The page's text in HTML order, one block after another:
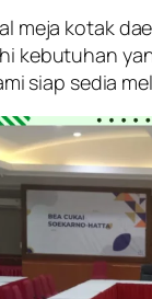
meja kotak
kebutuhan
siap sedia